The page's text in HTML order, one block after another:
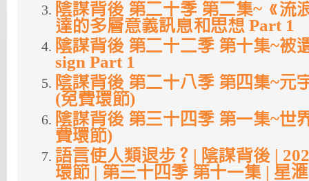
陰謀背後 第二十季 第二集~《流
達的多層意義訊息和思想 Part 1
陰謀背後 第二十二季 第十集~被
sign Part 1
陰謀背後 第二十八季 第四集~元
(免費環節)
陰謀背後 第三十四季 第一集~世
費環節)
語言使人類退步？| 陰謀背後 |
環節 | 第三十四季 第十一集 | 星